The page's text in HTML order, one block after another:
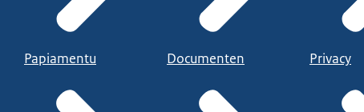
Papiamentu Documenten Privacy